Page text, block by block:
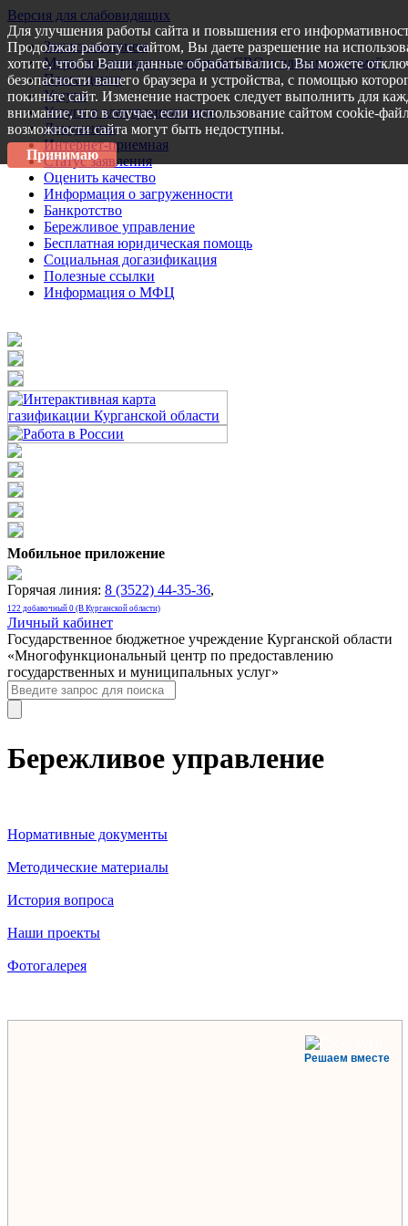
Версия для слабовидящих
Запись на прием
Меры поддержки участникам СВО и членам их семей
Пресс-центр
Услуги
Услуги в электронном виде
Документы
Интернет-приемная
Статус заявления
Оценить качество
Информация о загруженности
Банкротство
Бережливое управление
Бесплатная юридическая помощь
Социальная догазификация
Полезные ссылки
Информация о МФЦ
Мобильное приложение
Горячая линия: 8 (3522) 44-35-36,
122 добавочный 0 (В Курганской области)
Личный кабинет
Государственное бюджетное учреждение Курганской области
«Многофункциональный центр по предоставлению
государственных и муниципальных услуг»
Бережливое управление
Нормативные документы
Методические материалы
История вопроса
Наши проекты
Фотогалерея
Решаем вместе
Для улучшения работы сайта и повышения его
Продолжая работу с сайтом, Вы даете разрешение на
хотите, чтобы Ваши данные обрабатывались, Вы можете
безопасности вашего браузера и устройства, с помощью
покиньте сайт. Изменение настроек следует выполнить для
внимание, что в случае, если использование сайтом cookie-
возможности сайта могут быть недоступны.
Принимаю